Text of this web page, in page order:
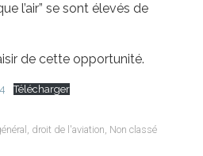
l’air” se sont élevés de
de cette opportunité.
Télécharger
, droit de l'aviation, Non classé